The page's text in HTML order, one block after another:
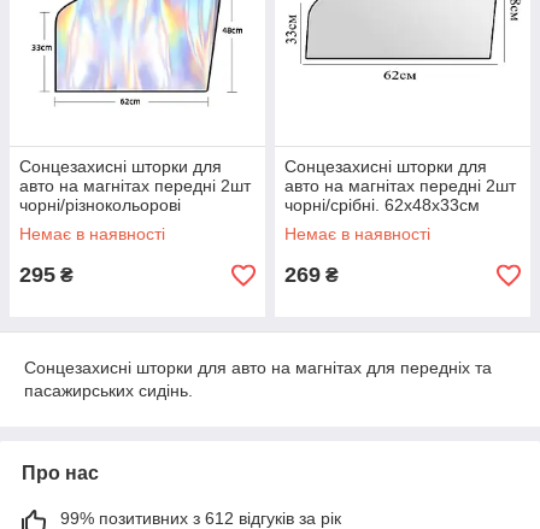
Сонцезахисні шторки для
авто на магнітах передні 2шт
чорні/різнокольорові
62х48х33см
Немає в наявності
295 ₴
Сонцезахисні шторки для
авто на магнітах передні 2шт
чорні/срібні. 62х48х33см
Немає в наявності
269 ₴
Сонцезахисні шторки для авто на магнітах для передніх та
пасажирських сидінь.
Про нас
99% позитивних з 612 відгуків за рік